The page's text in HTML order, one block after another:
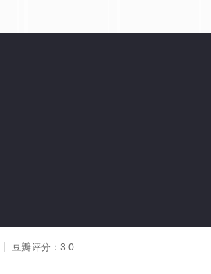
豆瓣评分： 3.0